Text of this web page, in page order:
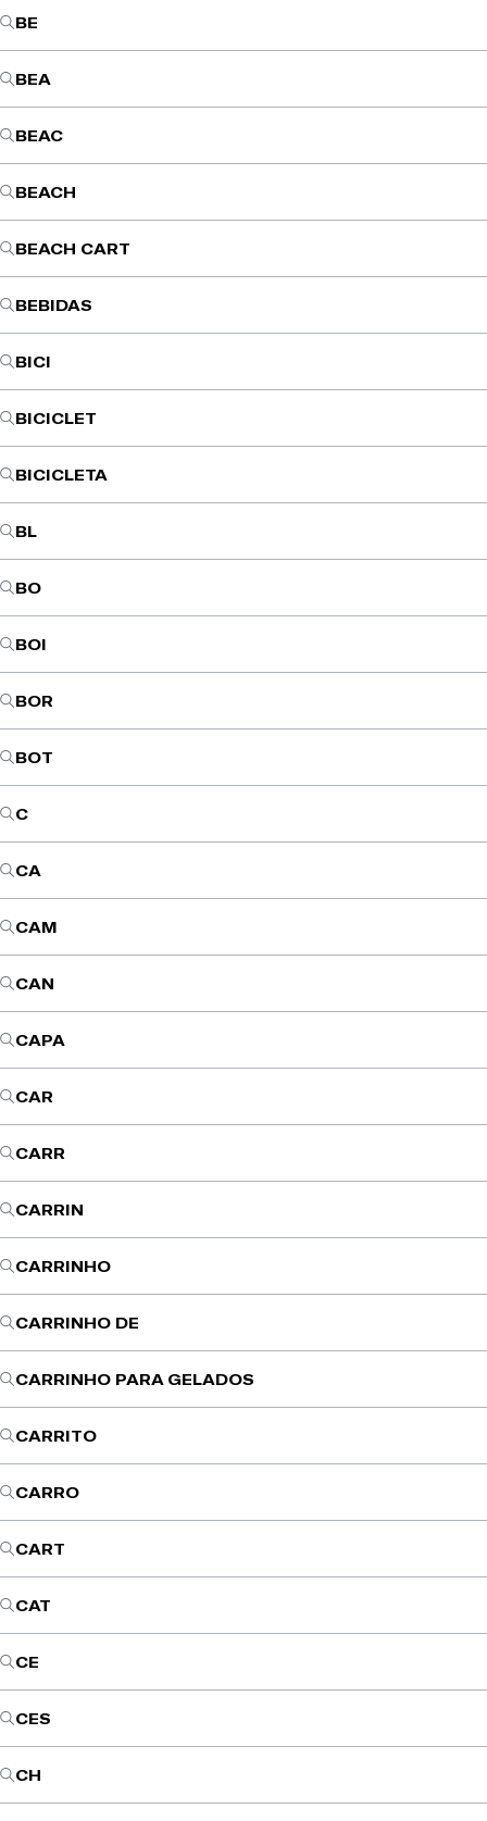
BE
BEA
BEAC
BEACH
BEACH CART
BEBIDAS
BICI
BICICLET
BICICLETA
BL
BO
BOI
BOR
BOT
C
CA
CAM
CAN
CAPA
CAR
CARR
CARRIN
CARRINHO
CARRINHO DE
CARRINHO PARA GELADOS
CARRITO
CARRO
CART
CAT
CE
CES
CH